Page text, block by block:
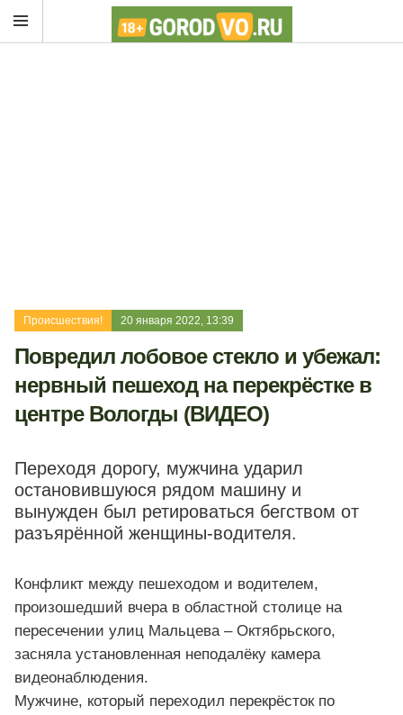
Происшествия! 20 января 2022, 13:39
Повредил лобовое стекло и убежал:
нервный пешеход на перекрёстке в
центре Вологды (ВИДЕО)
Переходя дорогу, мужчина ударил
остановившуюся рядом машину и
вынужден был ретироваться бегством от
разъярённой женщины-водителя.
Конфликт между пешеходом и водителем,
произошедший вчера в областной столице на
пересечении улиц Мальцева – Октябрьского,
засняла установленная неподалёку камера
видеонаблюдения.
Мужчине, который переходил перекрёсток по